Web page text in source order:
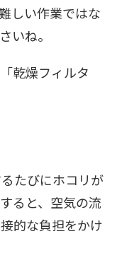
しい作業ではな
いね。
乾燥フィルタ
たびにホコリが
ると、空気の流
的な負担をかけ